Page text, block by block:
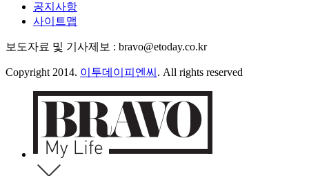
공지사항
사이트맵
보도자료 및 기사제보 : bravo@etoday.co.kr
Copyright 2014. 이투데이피엔씨 . All rights reserved